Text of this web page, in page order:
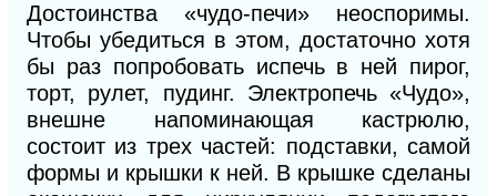
Достоинства «чудо-печи» неоспоримы.
Чтобы убедиться в этом, достаточно хотя
бы раз попробовать испечь в ней пирог,
торт, рулет, пудинг. Электропечь «Чудо»,
внешне напоминающая кастрюлю,
состоит из трех частей: подставки, самой
формы и крышки к ней. В крышке сделаны